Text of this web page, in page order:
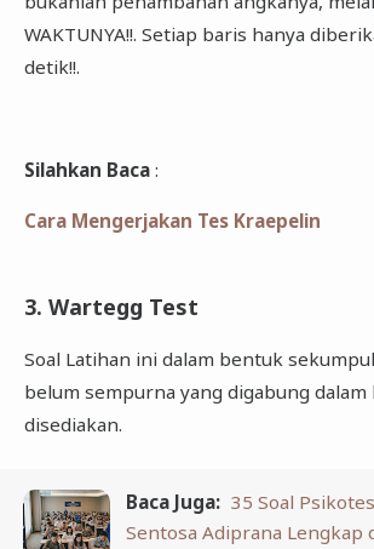
WAKTUNYA!!. Setiap baris hanya
detik!!.
Silahkan Baca:
Cara Mengerjakan Tes Kraepelin
3. Wartegg Test
Soal Latihan ini dalam bentuk
belum sempurna yang digabung
disediakan.
Baca Juga: 35 Soal
Sentosa Adiprana Lengkap